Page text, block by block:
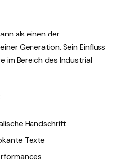
als einen der
Generation. Sein Einfluss
im Bereich des Industrial
Handschrift
Texte